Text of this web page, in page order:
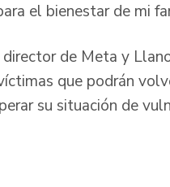
el bienestar de mi
de Meta y
que podrán
su situación de